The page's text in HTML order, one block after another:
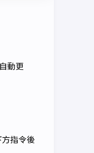
動更
指令後